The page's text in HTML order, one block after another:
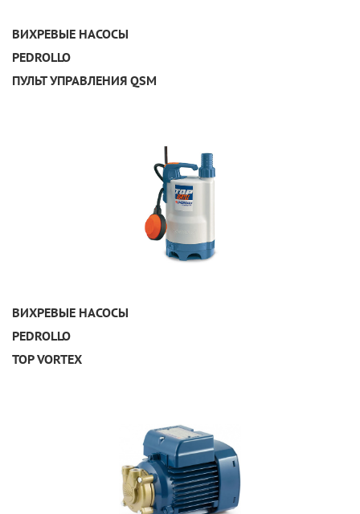
ВИХРЕВЫЕ НАСОСЫ
PEDROLLO
ПУЛЬТ УПРАВЛЕНИЯ QSM
ВИХРЕВЫЕ НАСОСЫ
PEDROLLO
TOP VORTEX